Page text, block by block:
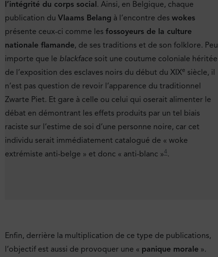
l’intégrité du corps social. Ainsi, en Belgique, chaque
publication du Vlaams Belang à l’encontre des wokes
présente ceux-ci comme les fossoyeurs de la culture
nationale flamande, de ses traditions et de son folklore. Peu
importe que le blackface soit une coutume coloniale héritée
de l’exposition des esclaves noirs du début du XIXe siècle, il
n’est pas question de revoir l’apparence du traditionnel
Zwarte Piet. Et gare à celle ou celui qui oserait alimenter le
débat en démontrant les effets produits par un tel biais
raciste sur l’estime de soi d’une personne noire, car cet
individu serait immédiatement catalogué de « woke
extrémiste anti-belge » et donc « anti-blanc »4.
Enfin, derrière la multiplication de ce type de publications,
l’objectif est aussi de provoquer une « panique morale ».